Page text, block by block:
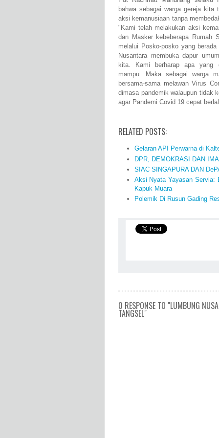
bahwa sebagai warga gereja kita
aksi kemanusiaan tanpa
" Kami telah melakukan aksi
dan Masker kebeberapa Rumah
melalui Posko-posko yang
Nusantara membuka dapur
kita.
Kami berharap apa yang
mampu.
Maka sebagai warga
bersama-sama melawan Virus
dimasa pandemik walaupun tidak
agar Pandemi Covid 19 cepat
RELATED POSTS:
Gelaran API Perwarna di
DPR, DEMOKRASI DAN
SIAC SINGAPURA DAN
Aksi Nyata Yayasan Servia:
Kapuk Muara
Polemik Di Rusun Gading
0 RESPONSE TO "LUMBUNG
TANGSEL"